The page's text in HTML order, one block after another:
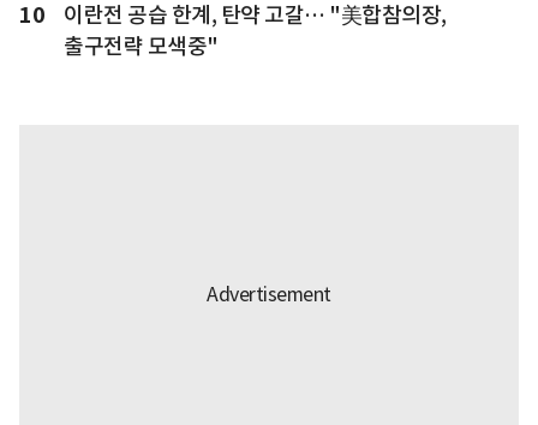
10
이란전 공습 한계, 탄약 고갈… "美합참의장,
출구전략 모색중"